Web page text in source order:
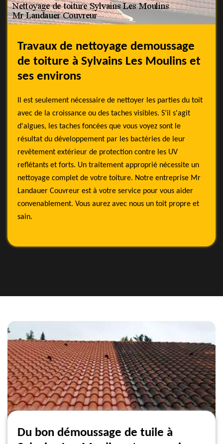
Travaux de nettoyage demoussage
de toiture à Sylvains Les Moulins et
ses environs
Il est seulement nécessaire de nettoyer les parties du toit
avec de la croissance ou des taches visibles. S’il s'agit
d'algues, les taches foncées que vous voyez sont le
résultat du développement par les bactéries de leur
revêtement extérieur de protection contre les UV
reflétants et forts. Un traitement approprié nécessite un
nettoyage complet de votre toiture. Notre entreprise Mr
Landauer Couvreur est à votre service pour vous aider
convenablement. Vous aurez avec nous un toit propre et
sain.
Du bon démoussage de tuile à